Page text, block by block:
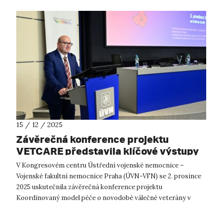
15 / 12 / 2025
Závěrečná konference projektu
VETCARE představila klíčové výstupy
systému péče o novodobé válečné
veterány
V Kongresovém centru Ústřední vojenské nemocnice –
Vojenské fakultní nemocnice Praha (ÚVN-VFN) se 2. prosince
2025 uskutečnila závěrečná konference projektu
Koordinovaný model péče o novodobé válečné veterány v